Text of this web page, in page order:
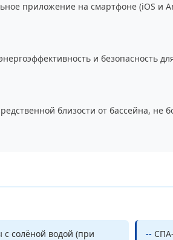
приложение на смартфоне (iOS и
и безопасность
близости от бассейна, не
с солёной водой (при
--